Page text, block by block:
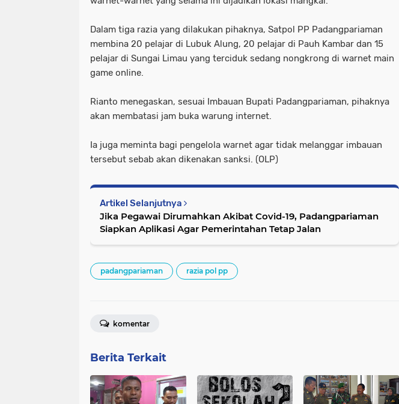
Dalam tiga razia yang dilakukan pihaknya, Satpol PP Padangpariaman
membina 20 pelajar di Lubuk Alung, 20 pelajar di Pauh Kambar dan 15
pelajar di Sungai Limau yang terciduk sedang nongkrong di warnet main
game online.
Rianto menegaskan, sesuai Imbauan Bupati Padangpariaman, pihaknya
akan membatasi jam buka warung internet.
Ia juga meminta bagi pengelola warnet agar tidak melanggar imbauan
tersebut sebab akan dikenakan sanksi. (OLP)
Artikel Selanjutnya
Jika Pegawai Dirumahkan Akibat Covid-19, Padangpariaman
Siapkan Aplikasi Agar Pemerintahan Tetap Jalan
padangpariaman razia pol pp
komentar
Berita Terkait